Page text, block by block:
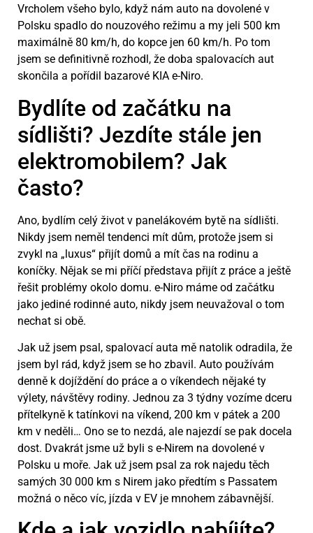
Vrcholem všeho bylo, když nám auto na dovolené v
Polsku spadlo do nouzového režimu a my jeli 500 km
maximálně 80 km/h, do kopce jen 60 km/h. Po tom
jsem se definitivně rozhodl, že doba spalovacích aut
skončila a pořídil bazarové KIA e-Niro.
Bydlíte od začátku na
sídlišti? Jezdíte stále jen
elektromobilem? Jak
často?
Ano, bydlím celý život v panelákovém bytě na sídlišti.
Nikdy jsem neměl tendenci mít dům, protože jsem si
zvykl na „luxus“ přijít domů a mít čas na rodinu a
koníčky. Nějak se mi příčí představa přijít z práce a ještě
řešit problémy okolo domu. e-Niro máme od začátku
jako jediné rodinné auto, nikdy jsem neuvažoval o tom
nechat si obě.
Jak už jsem psal, spalovací auta mě natolik odradila, že
jsem byl rád, když jsem se ho zbavil. Auto používám
denně k dojíždění do práce a o víkendech nějaké ty
výlety, návštěvy rodiny. Jednou za 3 týdny vozíme dceru
přítelkyně k tatínkovi na víkend, 200 km v pátek a 200
km v neděli… Ono se to nezdá, ale najezdí se pak docela
dost. Dvakrát jsme už byli s e-Nirem na dovolené v
Polsku u moře. Jak už jsem psal za rok najedu těch
samých 30 000 km s Nirem jako předtím s Passatem
možná o něco víc, jízda v EV je mnohem zábavnější.